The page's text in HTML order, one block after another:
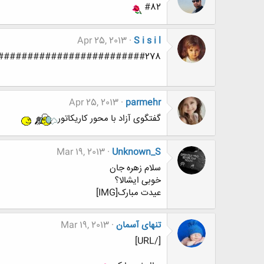
#82
S i s i l
Apr 25, 2013
parmehr
Apr 25, 2013
گفتگوی آزاد با محور کاریکاتور
Unknown_S
Mar 19, 2013
سلام زهره جان
خوبی ایشالا؟
عیدت مبارک[IMG]
تنهای آسمان Mar 19, 2013
[/URL]